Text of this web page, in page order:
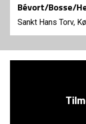
Bévort/Bosse/
Sankt Hans Torv,